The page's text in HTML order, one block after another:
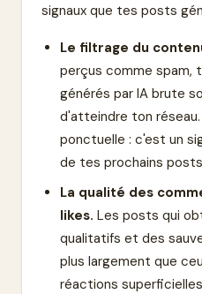
signaux que tes posts
Le filtrage du
perçus comme spam,
générés par IA brute
d'atteindre ton
ponctuelle : c'est un
de tes prochains
La qualité des
likes. Les posts qui
qualitatifs et des
plus largement que
réactions